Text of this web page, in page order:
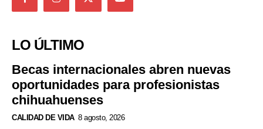
LO ÚLTIMO
Becas internacionales abren nuevas
oportunidades para profesionistas
chihuahuenses
CALIDAD DE VIDA 8 agosto, 2026